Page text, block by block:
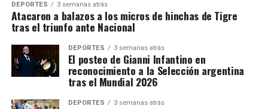
DEPORTES 3 semanas atrás
Atacaron a balazos a los micros de hinchas de Tigre
tras el triunfo ante Nacional
DEPORTES 3 semanas atrás
El posteo de Gianni Infantino en
reconocimiento a la Selección argentina
tras el Mundial 2026
DEPORTES 3 semanas atrás